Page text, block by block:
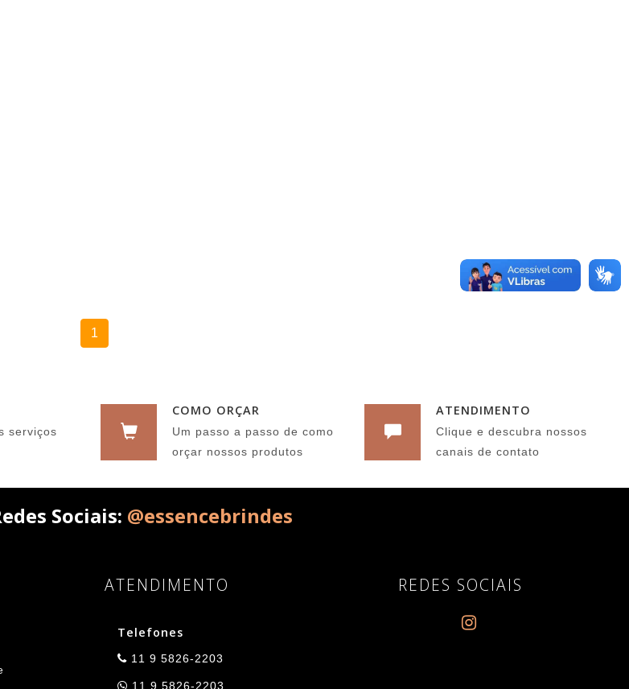
1
serviços
COMO ORÇAR
Um passo a passo de como
orçar nossos produtos
ATENDIMENTO
Clique e descubra nossos
canais de contato
Sociais: @essencebrindes
ATENDIMENTO
Telefones
11 9 5826-2203
11 9 5826-2203
REDES SOCIAIS